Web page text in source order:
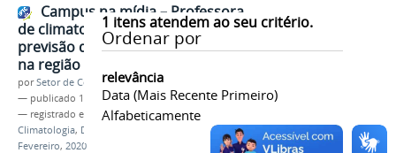
1 itens atendem ao seu critério.
Ordenar por
relevância
Data (mais Recente Primeiro)
Alfabeticamente
Campus na mídia – Professora
de climatologia comenta a
previsão de chuvas para fevereiro
na região
porSetor de Comunicação
— publicado 11/02/2020
— registrado em:
Campus na Mídia,Professora
Climatologia, Daniela Cunha Região
Fevereiro, 2020